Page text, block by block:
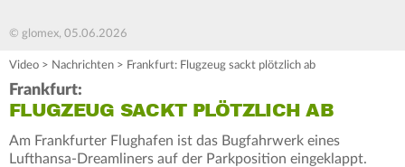
© glomex, 05.06.2026
Video > Nachrichten > Frankfurt: Flugzeug sackt plötzlich ab
Frankfurt:
FLUGZEUG SACKT PLÖTZLICH AB
Am Frankfurter Flughafen ist das Bugfahrwerk eines
Lufthansa-Dreamliners auf der Parkposition eingeklappt.